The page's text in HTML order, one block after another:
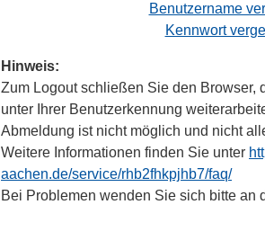
Benutzername
Kennwort
Hinweis:
Zum Logout schließen Sie den Browser,
unter Ihrer Benutzerkennung
Abmeldung ist nicht möglich und nicht
Weitere Informationen finden Sie unter
aachen.de/service/rhb2fhkpjhb7/faq/
Bei Problemen wenden Sie sich bitte an